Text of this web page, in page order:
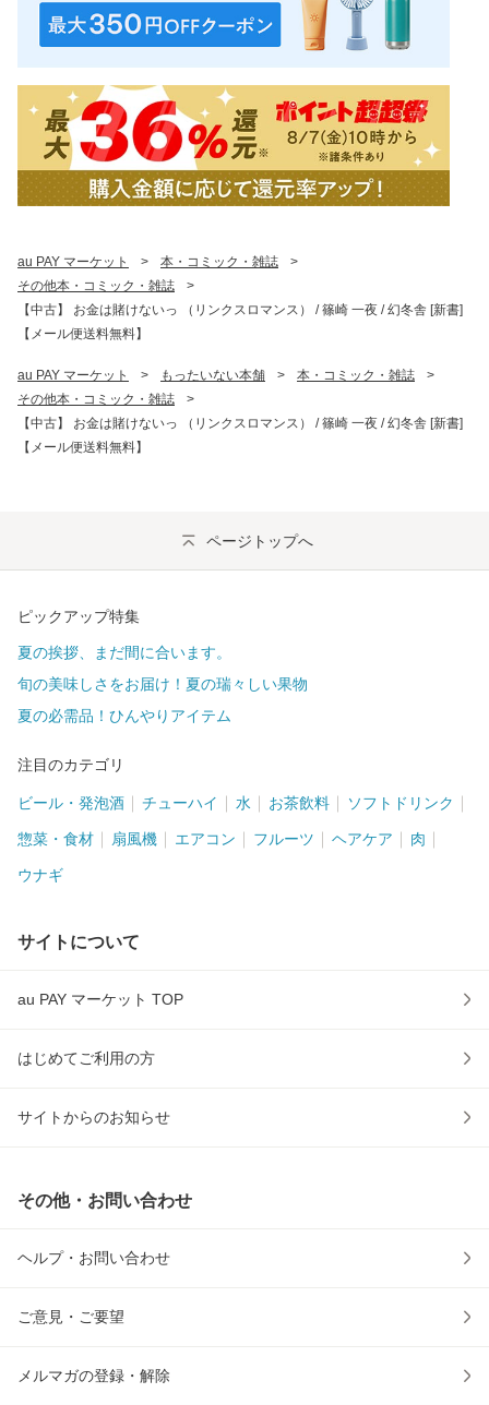
au PAY マーケット > 本・コミック・雑誌
>
その他本・コミック・雑誌
>
【中古】 お金は賭けないっ （リンクスロマンス） / 篠崎 一夜 / 幻冬舎 [新書]
【メール便送料無料】
au PAY マーケット > もったいない本舗 > 本・コミック・雑誌
>
その他本・コミック・雑誌
>
【中古】 お金は賭けないっ （リンクスロマンス） / 篠崎 一夜 / 幻冬舎 [新書]
【メール便送料無料】
ページトップへ
ピックアップ特集
夏の挨拶、まだ間に合います。
旬の美味しさをお届け！夏の瑞々しい果物
夏の必需品！ひんやりアイテム
注目のカテゴリ
ビール・発泡酒 チューハイ 水 お茶飲料 ソフトドリンク
惣菜・食材 扇風機 エアコン フルーツ ヘアケア 肉
ウナギ
サイトについて
au PAY マーケット TOP
はじめてご利用の方
サイトからのお知らせ
その他・お問い合わせ
ヘルプ・お問い合わせ
ご意見・ご要望
メルマガの登録・解除